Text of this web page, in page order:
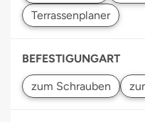
BEFESTIGUNGART